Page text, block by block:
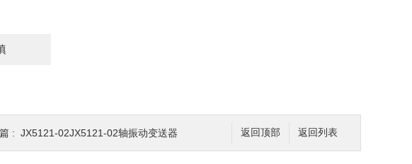
返回列表
返回顶部
: JX5121-02JX5121-02轴振动变送器